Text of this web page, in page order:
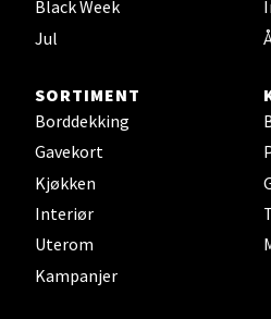
Black Week
Jul
SORTIMENT
Borddekking
Gavekort
Kjøkken
Interiør
Uterom
Kampanjer
Steinkjer - Thon
Åpent i dag 10-18
0 i butikk